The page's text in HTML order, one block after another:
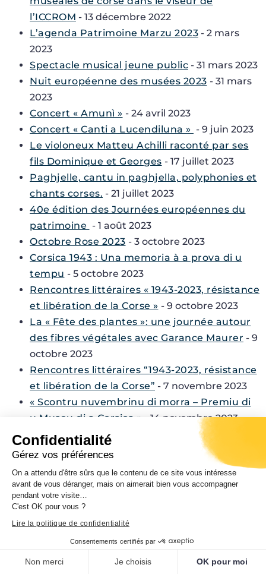
Confidentialité
Gérez vos préférences
On a attendu d'être sûrs que le contenu de ce site vous intéresse
avant de vous déranger, mais on aimerait bien vous accompagner
pendant votre visite…
C'est OK pour vous ?
Lire la politique de confidentialité
Consentements certifiés par
Non merci Je choisis OK pour moi
l’ICCROM - 13 décembre 2022
L’agenda Patrimoine Marzu 2023 - 2 mars
2023
Spectacle musical jeune public - 31 mars 2023
Nuit européenne des musées 2023 - 31 mars
2023
Concert « Amunì » - 24 avril 2023
Concert « Canti a Lucendiluna » - 9 juin 2023
Le violoneux Matteu Achilli raconté par ses
fils Dominique et Georges - 17 juillet 2023
Paghjelle, cantu in paghjella, polyphonies et
chants corses. - 21 juillet 2023
40e édition des Journées européennes du
patrimoine - 1 août 2023
Octobre Rose 2023 - 3 octobre 2023
Corsica 1943 : Una memoria à a prova di u
tempu - 5 octobre 2023
Rencontres littéraires « 1943-2023, résistance
et libération de la Corse » - 9 octobre 2023
La « Fête des plantes »: une journée autour
des fibres végétales avec Garance Maurer - 9
octobre 2023
Rencontres littéraires “1943-2023, résistance
et libération de la Corse” - 7 novembre 2023
« Scontru nuvembrinu di morra – Premiu di
u Museu di a Corsica »
- 14 novembre 2023
Rencontres littéraires “1943-2023, résistance
et libération de la Corse”
- 20 novembre 2023
- 7 décembre
2023
Restaurer le patrimoine : le chantier du nid
d’aigle de la citadelle de Corti
2024
Nuit européenne des musées 2024
2024